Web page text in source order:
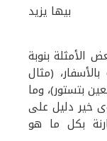
يزيد
الأمثلة بنوبة
(مثال
بتستور)، وما
خير دليل على
بكل ما هو